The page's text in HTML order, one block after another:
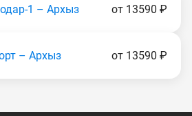
1 – Архыз от 13590 ₽
– Архыз от 13590 ₽